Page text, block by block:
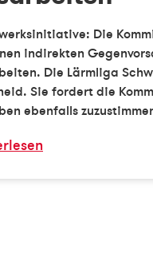
Die
indirekten
Die Lärmliga
Sie fordert die
ebenfalls